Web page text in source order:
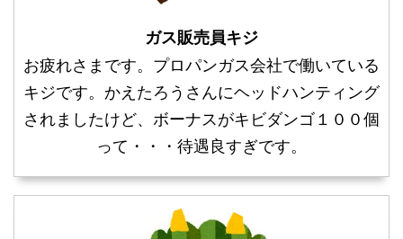
ガス販売員キジ
お疲れさまです。プロパンガス会社で働いている
キジです。かえたろうさんにヘッドハンティング
されましたけど、ボーナスがキビダンゴ１００個
って・・・待遇良すぎです。